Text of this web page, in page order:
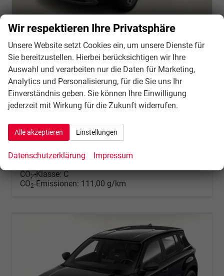
JEEP Avenger
Longitude MHEV 110 LED SHZ LM16Z
unverbindliche Lieferzeit:3 Wochen Fahrzeug mit Tageszulassung
Fahrzeugnr. 136031 Getriebe Automatik
Kraftstoff Benzin Außenfarbe Volcano Black
Leistung 74 kW (101 PS) Kilometerstand 10 km
29.04.2026
25.286,– €
incl. 21% MwSt.
CO2-Klasse: C
CO2-Emissionen: 111,00 g/km
Wir respektieren Ihre Privatsphäre
Unsere Website setzt Cookies ein, um unsere Dienste für
Sie bereitzustellen. Hierbei berücksichtigen wir Ihre
Auswahl und verarbeiten nur die Daten für Marketing,
Analytics und Personalisierung, für die Sie uns Ihr
Einverständnis geben. Sie können Ihre Einwilligung
jederzeit mit Wirkung für die Zukunft widerrufen.
Alle akzeptieren Einstellungen
Datenschutzerklärung Impressum